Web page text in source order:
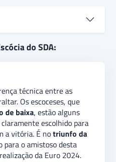
Gibraltarnem passou
das Nações da Europa
atravessando um jejum de
, tentam aumentar a
torcedores às vésperas da
na vitória da Escóciaé
desta segunda-feira. No
a recomendação é na
assinalado.
do SDA:
técnica entre as
Os escoceses, que
de baixa, estão alguns
escolhido para
a vitória. É notriunfo da
para o amistoso desta
da Euro 2024.